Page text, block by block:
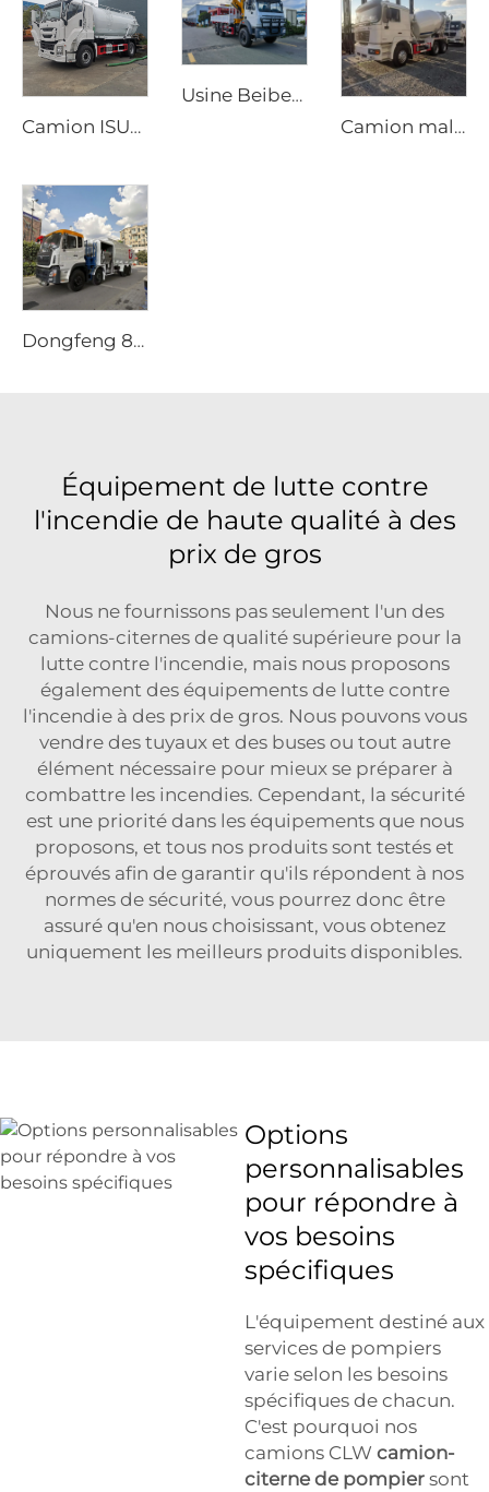
Camion ISUZU GIGA 4x2 diesel neuf, transmission manuelle, pompe à vide aspiratrice d'eaux usées, 12000 litres, camion de vidange de fosse septique
Usine Beiben Fourniture de transport spécial Tout-terrain 4X4 6x6 Camion-grue à flèche rigide pliante
Camion malaxeur mobile Shacman neuf, tambour malaxeur de 8m3 à 10m3, prix du camion malaxeur pour béton
Dongfeng 8x4 340ch Camion-citerne à 12 Roues 25000 Litres Capacité Nouveau Véhicule de Ravitaillement Manuel Avion 4x2 4x4 6x6
Équipement de lutte contre
l'incendie de haute qualité à des
prix de gros
Nous ne fournissons pas seulement l'un des
camions-citernes de qualité supérieure pour la
lutte contre l'incendie, mais nous proposons
également des équipements de lutte contre
l'incendie à des prix de gros. Nous pouvons vous
vendre des tuyaux et des buses ou tout autre
élément nécessaire pour mieux se préparer à
combattre les incendies. Cependant, la sécurité
est une priorité dans les équipements que nous
proposons, et tous nos produits sont testés et
éprouvés afin de garantir qu'ils répondent à nos
normes de sécurité, vous pourrez donc être
assuré qu'en nous choisissant, vous obtenez
uniquement les meilleurs produits disponibles.
Options
personnalisables
pour répondre à
vos besoins
spécifiques
L'équipement destiné aux
services de pompiers
varie selon les besoins
spécifiques de chacun.
C'est pourquoi nos
camions CLW camion-
citerne de pompier sont